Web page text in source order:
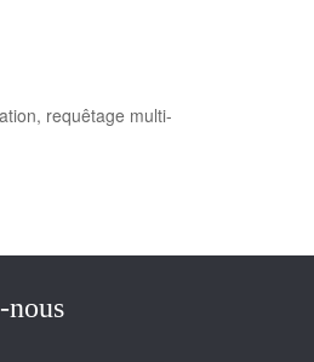
requêtage multi-
nous